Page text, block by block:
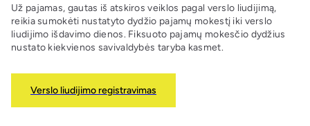
Už pajamas, gautas iš atskiros veiklos pagal verslo liudijimą,
reikia sumokėti nustatyto dydžio pajamų mokestį iki verslo
liudijimo išdavimo dienos. Fiksuoto pajamų mokesčio dydžius
nustato kiekvienos savivaldybės taryba kasmet.
Verslo liudijimo registravimas